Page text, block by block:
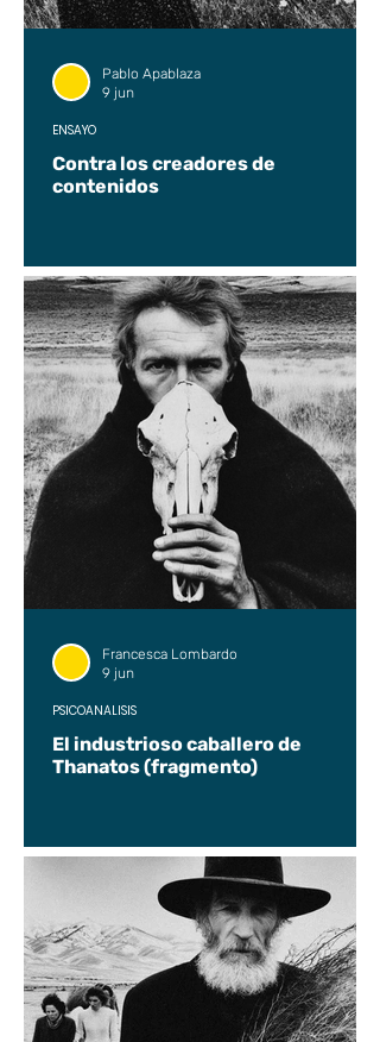
Contra los creadores de
contenidos
ENSAYO
Pablo Apablaza
9 jun
El industrioso caballero de
Thanatos (fragmento)
PSICOANÁLISIS
Francesca Lombardo
9 jun